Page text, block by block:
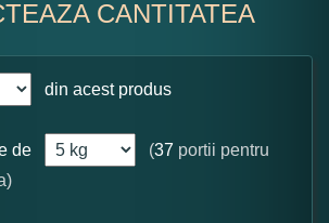
CANTITATEA
din acest produs
de (37 portii pentru